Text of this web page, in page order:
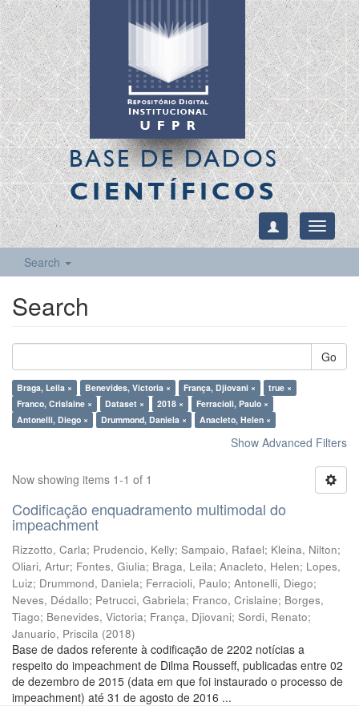
BASE DE DADOS
CIENTÍFICOS
Toggle
Search
Search
Go
Braga, Leila × Benevides, Victoria × França, Djiovani ×
true ×
Franco, Crislaine ×
Dataset × 2018 ×
Ferracioli, Paulo ×
Antonelli, Diego ×
Drummond, Daniela × Anacleto, Helen ×
Show Advanced Filters
Now showing items 1-1 of 1
Codificação enquadramento multimodal do
impeachment
Rizzotto, Carla; Prudencio, Kelly; Sampaio, Rafael; Kleina, Nilton;
Oliari, Artur; Fontes, Giulia; Braga, Leila; Anacleto, Helen; Lopes,
Luiz; Drummond, Daniela; Ferracioli, Paulo; Antonelli, Diego;
Neves, Dédallo; Petrucci, Gabriela; Franco, Crislaine; Borges,
Tiago; Benevides, Victoria; França, Djiovani; Sordi, Renato;
Januario, Priscila (2018)
Base de dados referente à codificação de 2202 notícias a
respeito do impeachment de Dilma Rousseff, publicadas entre 02
de dezembro de 2015 (data em que foi instaurado o processo de
impeachment) até 31 de agosto de 2016 ...